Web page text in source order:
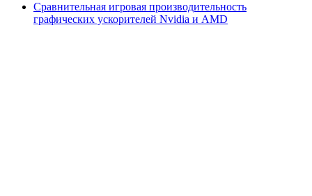
Сравнительная игровая производительность
графических ускорителей Nvidia и AMD